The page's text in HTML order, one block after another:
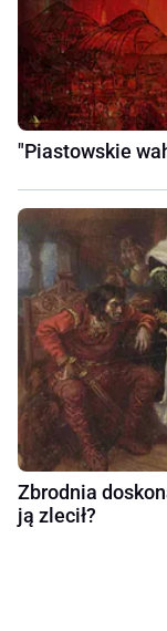
"Piastowskie
Zbrodnia
ją zlecił?